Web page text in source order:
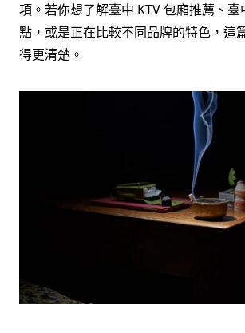
項。若你想了解臺中 KTV 包廂推薦、
點，或是正在比較不同品牌的特色，這
得更清楚。